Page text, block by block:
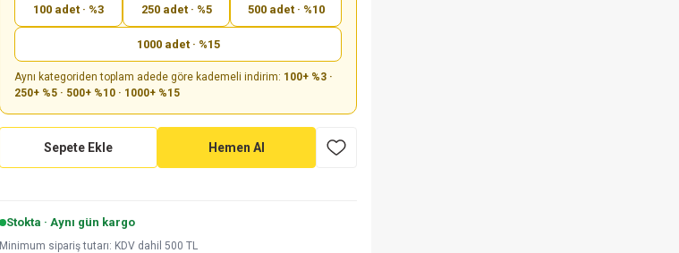
100 adet · %3 250 adet · %5 500 adet · %10
1000 adet · %15
Aynı kategoriden toplam adede göre kademeli indirim: 100+ %3 ·
250+ %5 · 500+ %10 · 1000+ %15
Sepete Ekle Hemen Al
Stokta · Aynı gün kargo
Minimum sipariş tutarı: KDV dahil 500 TL